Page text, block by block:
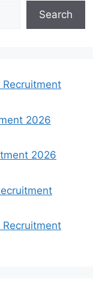
Search
Recruitment
2026
2026